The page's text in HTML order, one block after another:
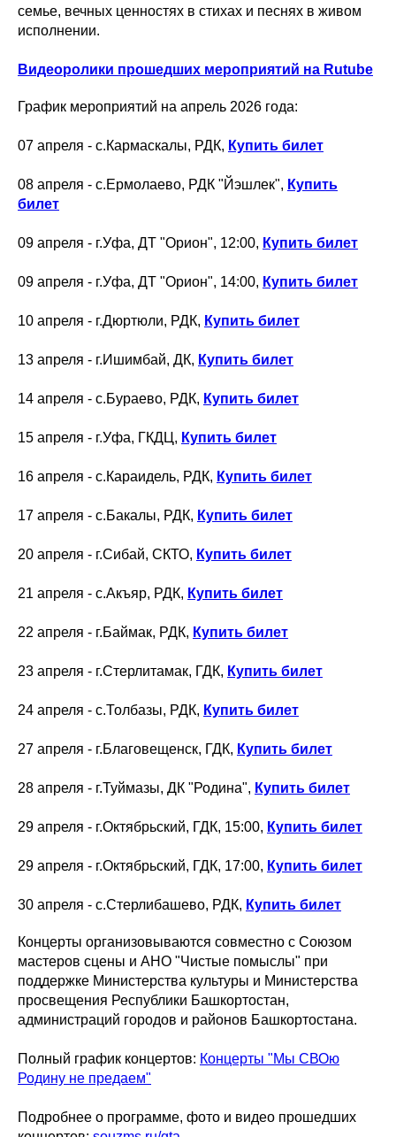
семье, вечных ценностях в стихах и песнях в живом
исполнении.
Видеоролики прошедших мероприятий на Rutube
График мероприятий на апрель 2026 года:
07 апреля - с.Кармаскалы, РДК, Купить билет
08 апреля - с.Ермолаево, РДК "Йэшлек", Купить
билет
09 апреля - г.Уфа, ДТ "Орион", 12:00, Купить билет
09 апреля - г.Уфа, ДТ "Орион", 14:00, Купить билет
10 апреля - г.Дюртюли, РДК, Купить билет
13 апреля - г.Ишимбай, ДК, Купить билет
14 апреля - с.Бураево, РДК, Купить билет
15 апреля - г.Уфа, ГКДЦ, Купить билет
16 апреля - с.Караидель, РДК, Купить билет
17 апреля - с.Бакалы, РДК, Купить билет
20 апреля - г.Сибай, СКТО, Купить билет
21 апреля - с.Акъяр, РДК, Купить билет
22 апреля - г.Баймак, РДК, Купить билет
23 апреля - г.Стерлитамак, ГДК, Купить билет
24 апреля - с.Толбазы, РДК, Купить билет
27 апреля - г.Благовещенск, ГДК, Купить билет
28 апреля - г.Туймазы, ДК "Родина", Купить билет
29 апреля - г.Октябрьский, ГДК, 15:00, Купить билет
29 апреля - г.Октябрьский, ГДК, 17:00, Купить билет
30 апреля - с.Стерлибашево, РДК, Купить билет
Концерты организовываются совместно с Союзом
мастеров сцены и АНО "Чистые помыслы" при
поддержке Министерства культуры и Министерства
просвещения Республики Башкортостан,
администраций городов и районов Башкортостана.
Полный график концертов: Концерты "Мы СВОю
Родину не предаем"
Подробнее о программе, фото и видео прошедших